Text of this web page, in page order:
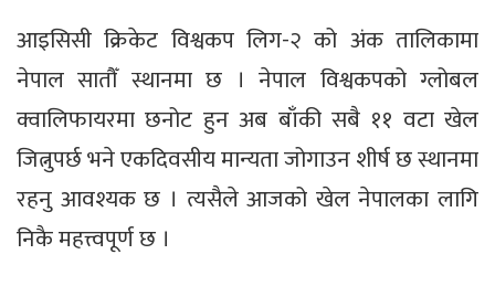
आइसिसी क्रिकेट विश्वकप लिग-२ को अंक तालिकामा
नेपाल सातौँ स्थानमा छ । नेपाल विश्वकपको ग्लोबल
क्वालिफायरमा छनोट हुन अब बाँकी सबै ११ वटा खेल
जित्नुपर्छ भने एकदिवसीय मान्यता जोगाउन शीर्ष छ स्थानमा
रहनु आवश्यक छ । त्यसैले आजको खेल नेपालका लागि
निकै महत्त्वपूर्ण छ ।